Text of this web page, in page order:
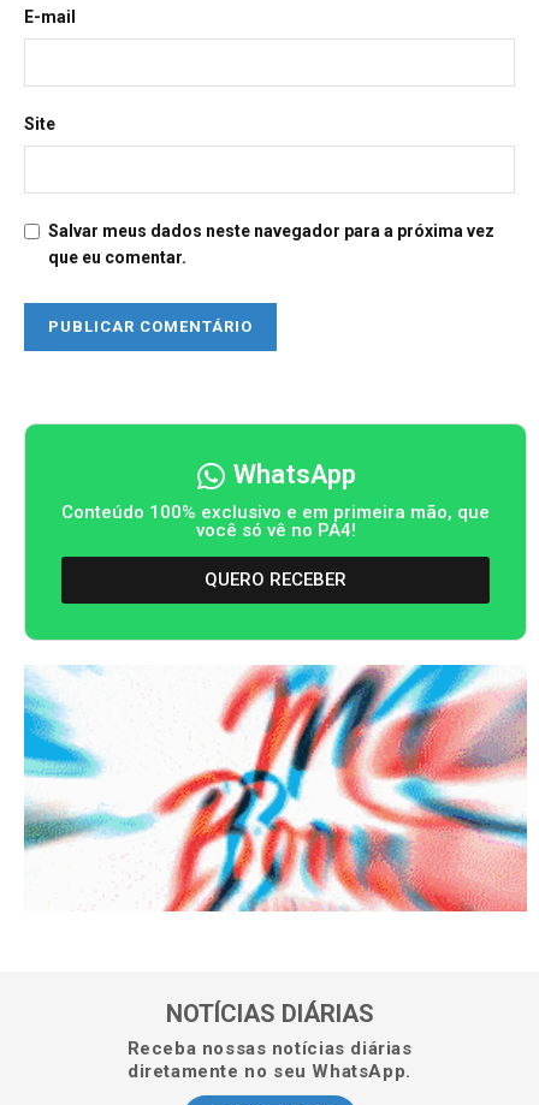
E-mail
Site
Salvar meus dados neste navegador para a próxima vez
que eu comentar.
WhatsApp
Conteúdo 100% exclusivo e em primeira mão, que
você só vê no PA4!
QUERO RECEBER
NOTÍCIAS DIÁRIAS
Receba nossas notícias diárias
diretamente no seu WhatsApp.